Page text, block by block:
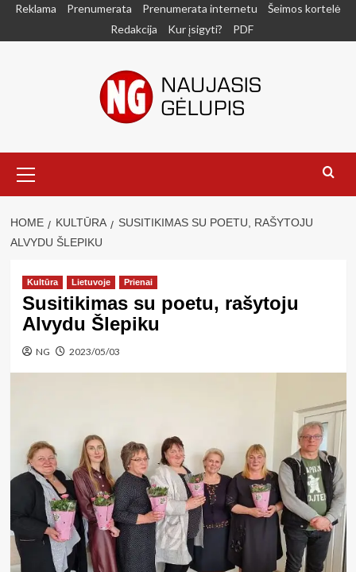
SkipReklama Prenumerata Prenumerata internetu
Šeimos kortelė
Redakcija
Kur įsigyti? PDF
Menu
HOME KULTŪRA
SUSITIKIMAS SU POETU, RAŠYTOJU
ALVYDU ŠLEPIKU
Kultūra Lietuvoje Prienai
Susitikimas su poetu, rašytoju
Alvydu Šlepiku
NG 2023/05/03